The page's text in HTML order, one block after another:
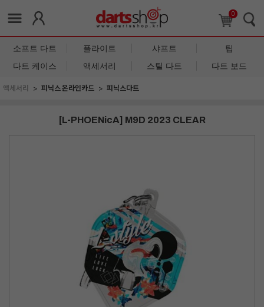
0
소프트 다트 플라이트 샤프트
팁
다트 케이스
액세서리 스틸 다트 다트 보드
액세서리 피닉스 온라인카드 피닉스다트
[L-PHOENicA] M9D 2023 CLEAR